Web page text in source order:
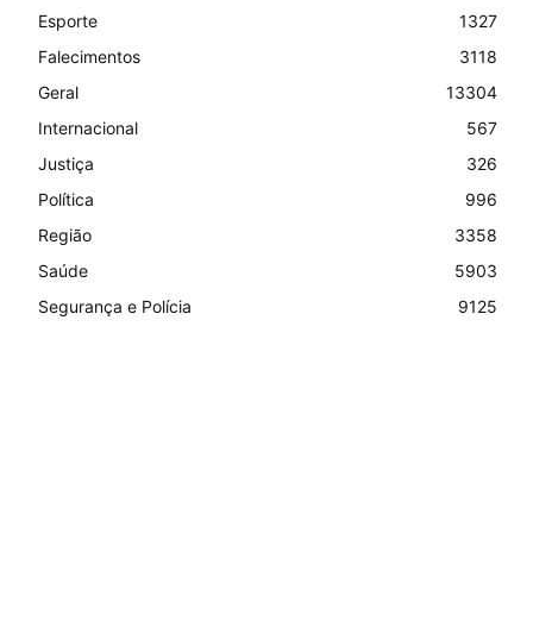
Esporte
1327
Falecimentos
3118
Geral
13304
Internacional
567
Justiça
326
Política
996
Região
3358
Saúde
5903
Segurança e Polícia
9125